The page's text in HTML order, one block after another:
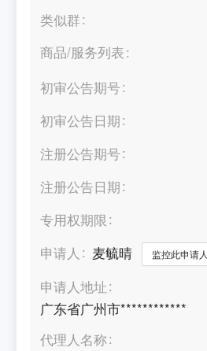
类似群
商品/服务列表
初审公告期号
初审公告日期
注册公告期号
注册公告日期
专用权期限
申请人
麦毓晴 监控此申请人
申请人地址
广东省广州市************
代理人名称